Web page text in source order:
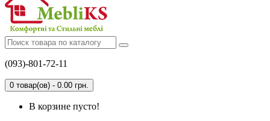
(093)-801-72-11
0 товар(ов) - 0.00 грн.
В корзине пусто!